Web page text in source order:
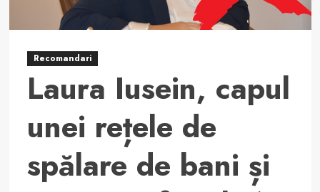
Recomandari
Laura Iusein, capul
unei rețele de
spălare de bani și